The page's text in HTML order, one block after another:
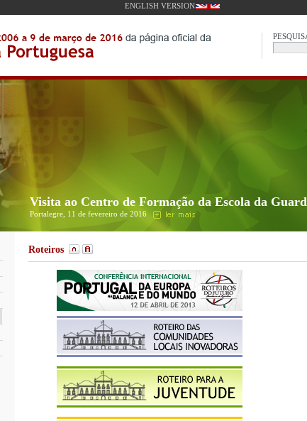
ENGLISH VERSION
Visita ao Centro de Formação da Escola da
Portalegre, 11 de fevereiro de 2016
Roteiros